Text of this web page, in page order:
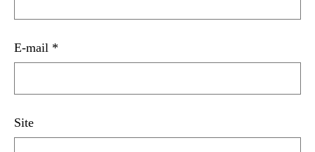
E-mail *
Site